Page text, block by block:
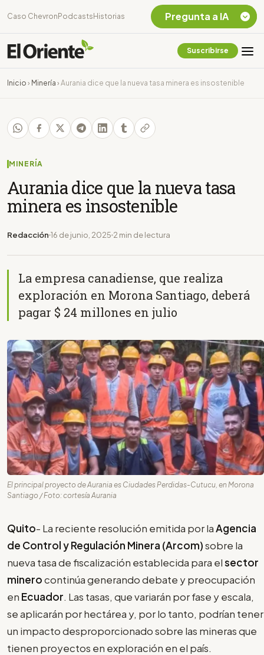
Caso Chevron Podcasts Historias
Suscribirse
Inicio › Minería › Aurania dice que la nueva tasa minera es insostenible
MINERÍA
Aurania dice que la nueva tasa
minera es insostenible
Redacción 16 de junio, 2025 2 min de lectura
La empresa canadiense, que realiza
exploración en Morona Santiago, deberá
pagar $ 24 millones en julio
El principal proyecto de Aurania es Ciudades Perdidas-Cutucu, en Morona
Santiago / Foto: cortesía Aurania
Quito- La reciente resolución emitida por laAgencia
de Control y Regulación Minera (Arcom)sobre la
nueva tasa de fiscalización establecida para elsector
minerocontinúa generando debate y preocupación
en Ecuador. Las tasas, que variarán por fase y escala,
se aplicarán por hectárea y, por lo tanto, podrían tener
un impacto desproporcionado sobre las mineras que
tienen proyectos en exploración en el país.
Pregunta a IA
Chevron Ecuador